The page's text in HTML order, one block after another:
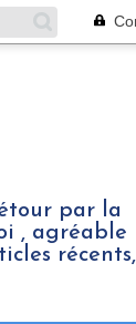
par la
, agréable
récents,